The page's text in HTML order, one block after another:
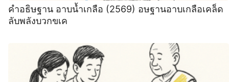
คำอธิษฐาน อาบน้ำเกลือ (2569) อษฐานอาบเกลือเคล็ด
ลับพลังบวกขเค